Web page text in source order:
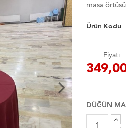
masa
Ürün Kodu
Fiyatı
DÜĞÜN